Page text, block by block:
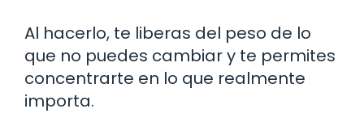
Al hacerlo, te liberas del peso de lo
que no puedes cambiar y te permites
concentrarte en lo que realmente
importa.